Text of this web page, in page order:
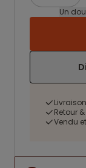
Un
Retour
Vendu